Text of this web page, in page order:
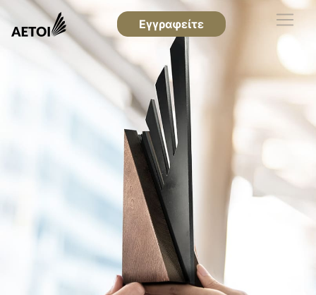
Εγγραφείτε